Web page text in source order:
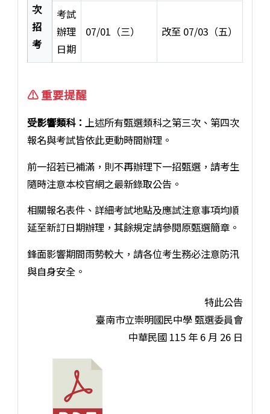
次
招
考
考試
辦理
日期
07/01（三） 改至 07/03（五）
⚠️ 重要提醒
受影響類科： 上述所有甄選類科之第三次、第四次
報名與考試皆依此更動時間辦理。
前一招若已補滿，則不再辦理下一招甄選，請考生
隨時注意本校官網之最新錄取公告。
相關報名表件、詳細考試地點及應試注意事項均順
延至新訂日期辦理，其餘規定請參閱原甄選簡章。
鋒面影響期間雨勢較大，請各位考生務必注意防汛
與自身安全。
特此公告
臺南市立崇明國民中學 甄選委員會
中華民國 115 年 6 月 26 日